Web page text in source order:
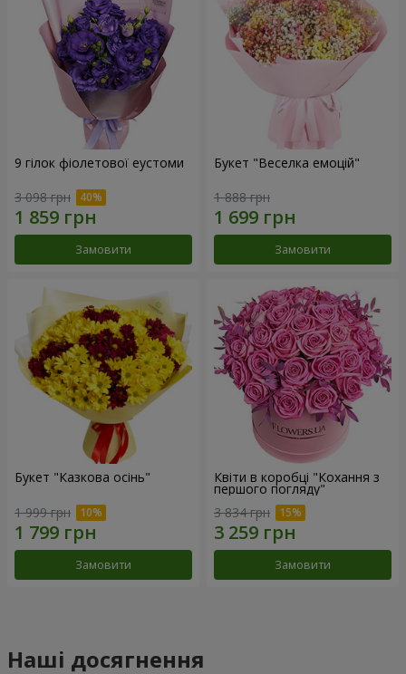
9 гілок фіолетової еустоми
3 098 грн
Замовити
Букет "Веселка емоцій"
1 888 грн
Замовити
Букет "Казкова осінь"
1 999 грн
Замовити
Квіти в коробці "Кохання з
першого погляду"
3 834 грн
Замовити
Наші досягнення